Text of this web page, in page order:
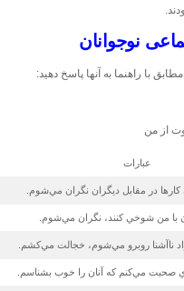
نوجوانان
با راهنما به آنها پاسخ دهيد:
عبارات